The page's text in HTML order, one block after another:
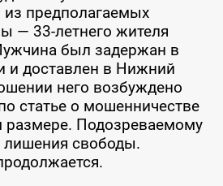
из предполагаемых
— 33-летнего жителя
был задержан в
и доставлен в Нижний
него возбуждено
статье о мошенничестве
размере. Подозреваемому
лишения свободы.